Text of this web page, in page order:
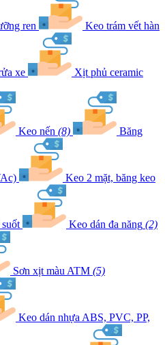
ren Keo trám vết hàn
xe
Xịt phủ ceramic
Keo nến (8) Băng
Keo 2 mặt, băng keo
Keo dán đa năng (2)
Sơn xịt màu ATM (5)
Keo dán nhựa ABS, PVC, PP,